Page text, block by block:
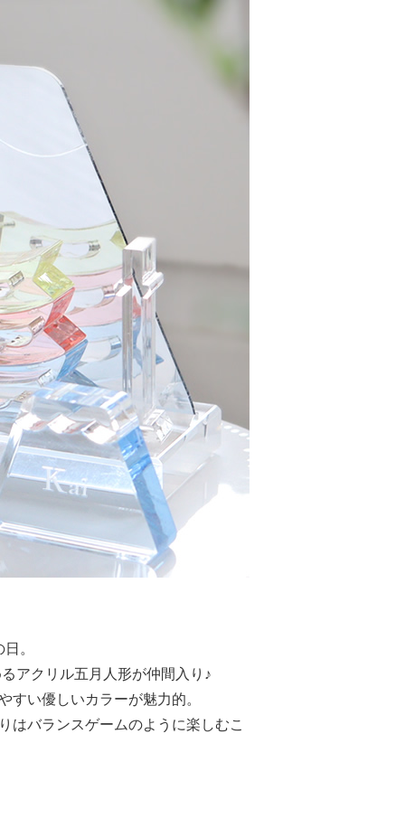
。
アクリル五月人形が仲間入り♪
すい優しいカラーが魅力的。
はバランスゲームのように楽しむこ